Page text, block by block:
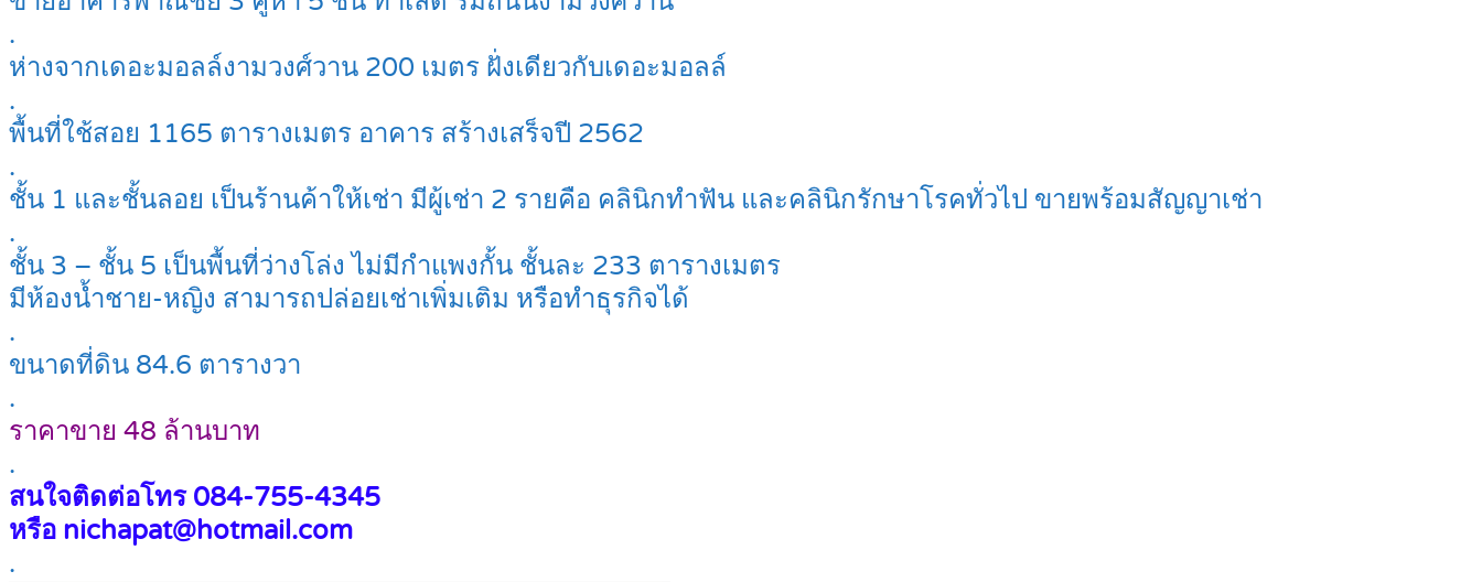
.
ห่างจากเดอะมอลล์งามวงศ์วาน 200 เมตร ฝั่งเดียวกับเดอะมอลล์
.
พื้นที่ใช้สอย 1165 ตารางเมตร อาคาร สร้างเสร็จปี 2562
.
ชั้น 1 และชั้นลอย เป็นร้านค้าให้เช่า มีผู้เช่า 2 รายคือ คลินิกทำฟัน และคลินิกรักษาโรคทั่วไป ขายพร้อมสัญญาเช่า
.
ชั้น 3 – ชั้น 5 เป็นพื้นที่ว่างโล่ง ไม่มีกำแพงกั้น ชั้นละ 233 ตารางเมตร
มีห้องน้ำชาย-หญิง สามารถปล่อยเช่าเพิ่มเติม หรือทำธุรกิจได้
.
ขนาดที่ดิน 84.6 ตารางวา
.
ราคาขาย 48 ล้านบาท
.
สนใจติดต่อโทร 084-755-4345
หรือ nichapat@hotmail.com
.